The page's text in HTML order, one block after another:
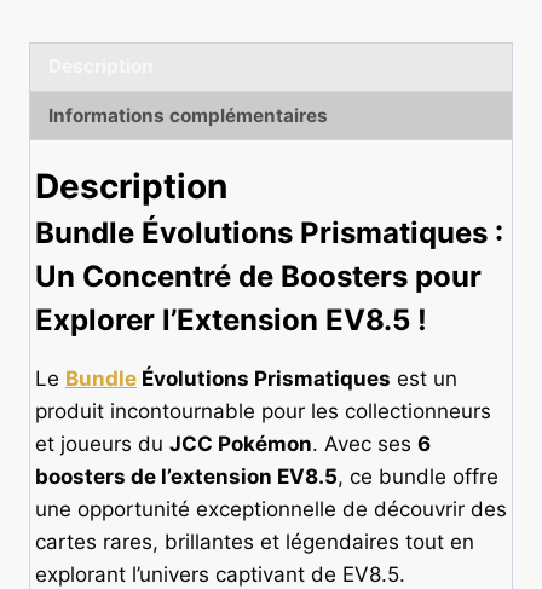
Informations complémentaires
Description
Bundle Évolutions Prismatiques :
Un Concentré de Boosters pour
Explorer l’Extension EV8.5 !
Le Bundle Évolutions Prismatiques est un
produit incontournable pour les collectionneurs
et joueurs du JCC Pokémon. Avec ses 6
boosters de l’extension EV8.5, ce bundle offre
une opportunité exceptionnelle de découvrir des
cartes rares, brillantes et légendaires tout en
explorant l’univers captivant de EV8.5.